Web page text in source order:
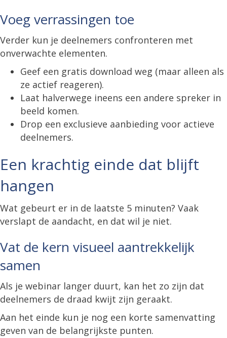
Voeg verrassingen toe
Verder kun je deelnemers confronteren met
onverwachte elementen.
Geef een gratis download weg (maar alleen als
ze actief reageren).
Laat halverwege ineens een andere spreker in
beeld komen.
Drop een exclusieve aanbieding voor actieve
deelnemers.
Een krachtig einde dat blijft
hangen
Wat gebeurt er in de laatste 5 minuten? Vaak
verslapt de aandacht, en dat wil je niet.
Vat de kern visueel aantrekkelijk
samen
Als je webinar langer duurt, kan het zo zijn dat
deelnemers de draad kwijt zijn geraakt.
Aan het einde kun je nog een korte samenvatting
geven van de belangrijkste punten.